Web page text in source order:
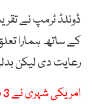
ڈونلڈ ٹرمپ نے
کے ساتھ ہمارا
رعایت دی لیکن